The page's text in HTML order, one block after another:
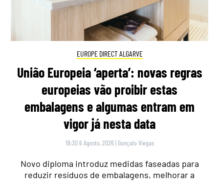
EUROPE DIRECT ALGARVE
União Europeia ‘aperta’: novas regras
europeias vão proibir estas
embalagens e algumas entram em
vigor já nesta data
18:30 6 Agosto, 2026 | Gonçalo Viegas
Novo diploma introduz medidas faseadas para
reduzir resíduos de embalagens, melhorar a